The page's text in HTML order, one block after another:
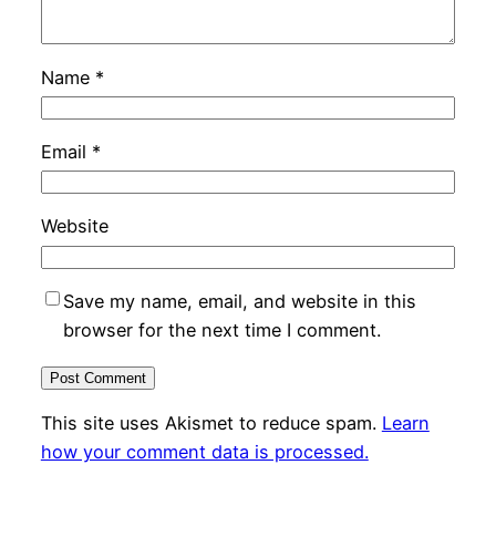
Name *
Email *
Website
Save my name, email, and website in this
browser for the next time I comment.
This site uses Akismet to reduce spam. Learn
how your comment data is processed.